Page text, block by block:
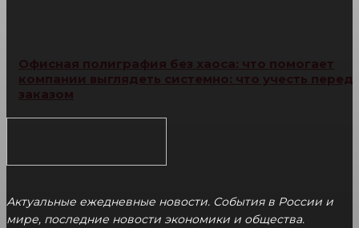
Офисная полиграфия без хаоса: что помогает
компании выглядеть системно: что учесть перед
заказом
Актуальные ежедневные новости. События в России и
мире, последние новости экономики и общества.